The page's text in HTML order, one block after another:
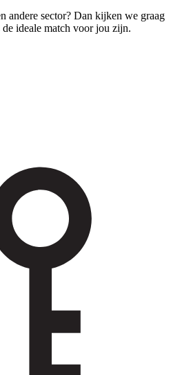
andere sector? Dan kijken we graag
ideale match voor jou zijn.